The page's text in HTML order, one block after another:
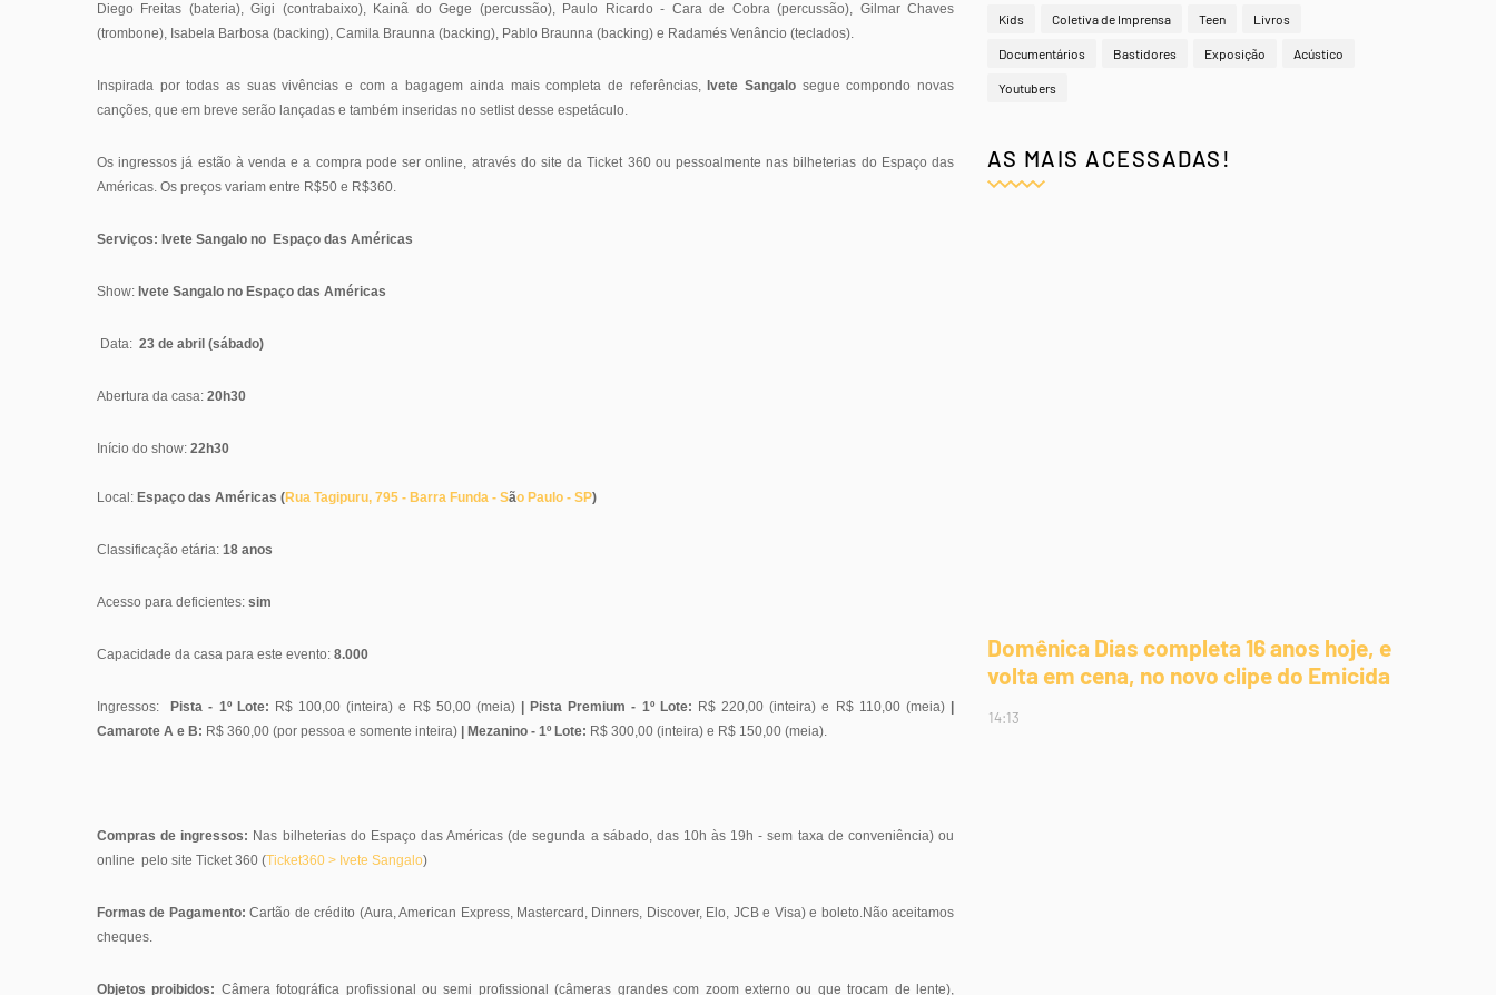
Diego Freitas (bateria), Gigi (contrabaixo), Kainã do Gege (percussão), Paulo Ricardo - Cara de Cobra (percussão), Gilmar Chaves
(trombone), Isabela Barbosa (backing), Camila Braunna (backing), Pablo Braunna (backing) e Radamés Venâncio (teclados).
Inspirada por todas as suas vivências e com a bagagem ainda mais completa de referências, Ivete Sangalo segue compondo novas
canções, que em breve serão lançadas e também inseridas no setlist desse espetáculo.
Os ingressos já estão à venda e a compra pode ser online, através do site da Ticket 360 ou pessoalmente nas bilheterias do Espaço das
Américas. Os preços variam entre R$50 e R$360.
Serviços: Ivete Sangalo no Espaço das Américas
Show: Ivete Sangalo no Espaço das Américas
Data: 23 de abril (sábado)
Abertura da casa: 20h30
Início do show: 22h30
Local: Espaço das Américas (Rua Tagipuru, 795 - Barra Funda - São Paulo - SP)
Classificação etária: 18 anos
Acesso para deficientes: sim
Capacidade da casa para este evento: 8.000
Ingressos: Pista - 1º Lote: R$ 100,00 (inteira) e R$ 50,00 (meia) | Pista Premium - 1º Lote: R$ 220,00 (inteira) e R$ 110,00 (meia)
Camarote A e B: R$ 360,00 (por pessoa e somente inteira) | Mezanino - 1º Lote: R$ 300,00 (inteira) e R$ 150,00 (meia).
Compras de ingressos: Nas bilheterias do Espaço das Américas (de segunda a sábado, das 10h às 19h - sem taxa de conveniência) ou
online pelo site Ticket 360 (Ticket360 > Ivete Sangalo)
Formas de Pagamento:Cartão de crédito (Aura, American Express, Mastercard, Dinners, Discover, Elo, JCB e Visa) e boleto.Não aceitamos
cheques.
Objetos proibidos: Câmera fotográfica profissional ou semi profissional (câmeras grandes com zoom externo ou que trocam de lente),
Kids Coletiva de Imprensa Teen Livros
Documentários Bastidores Exposição Acústico
Youtubers
AS MAIS ACESSADAS!
Domênica Dias completa 16 anos hoje, e
volta em cena, no novo clipe do Emicida
14:13